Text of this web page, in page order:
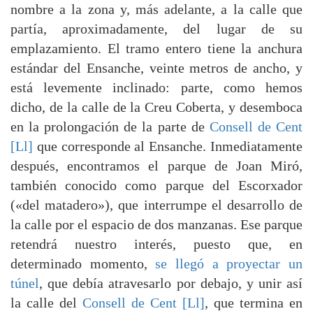
nombre a la zona y, más adelante, a la calle que
partía, aproximadamente, del lugar de su
emplazamiento. El tramo entero tiene la anchura
estándar del Ensanche, veinte metros de ancho, y
está levemente inclinado: parte, como hemos
dicho, de la calle de la Creu Coberta, y desemboca
en la prolongación de la parte de Consell de Cent
[Ll] que corresponde al Ensanche. Inmediatamente
después, encontramos el parque de Joan Miró,
también conocido como parque del Escorxador
(«del matadero»), que interrumpe el desarrollo de
la calle por el espacio de dos manzanas. Ese parque
retendrá nuestro interés, puesto que, en
determinado momento,se llegó a proyectar un
túnel, que debía atravesarlo por debajo, y unir así
la calle del Consell de Cent [Ll], que termina en